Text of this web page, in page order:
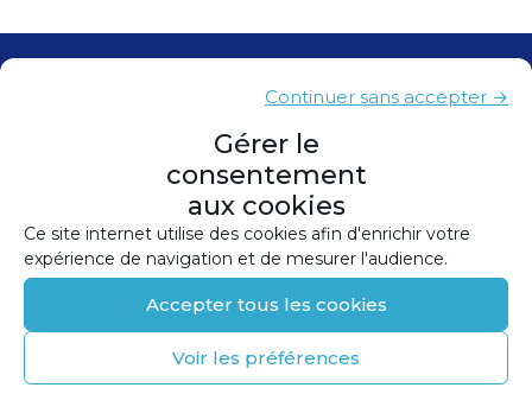
Gérer le
consentement
aux cookies
Ce site internet utilise des cookies afin d'enrichir votre
expérience de navigation et de mesurer l'audience.
Accepter tous les cookies
Continuer sans accepter →
Voir les préférences
Mentions légales
Politique de confidentialité
Politique de cookies (UE)
Conception et réalisation :Canopée